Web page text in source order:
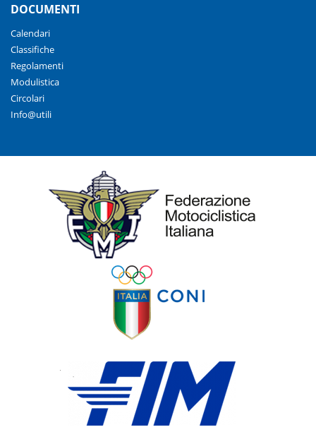
DOCUMENTI
Calendari
Classifiche
Regolamenti
Modulistica
Circolari
Info@utili